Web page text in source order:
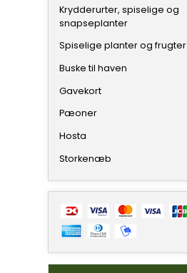
Krydderurter, spiselige og
snapseplanter
Spiselige planter og frugter
Buske til haven
Gavekort
Pæoner
Hosta
Storkenæb